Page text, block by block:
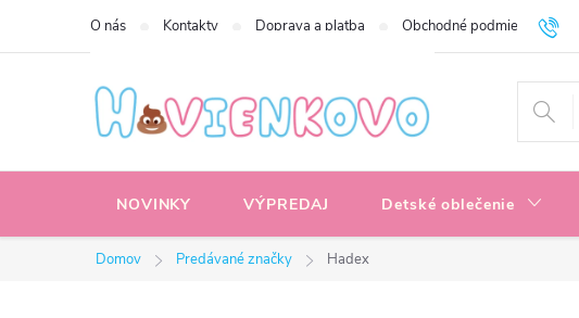
O nás Kontakty Doprava a platba Obchodné podmienky
NOVINKY VÝPREDAJ Detské oblečenie
Domov Predávané značky Hadex